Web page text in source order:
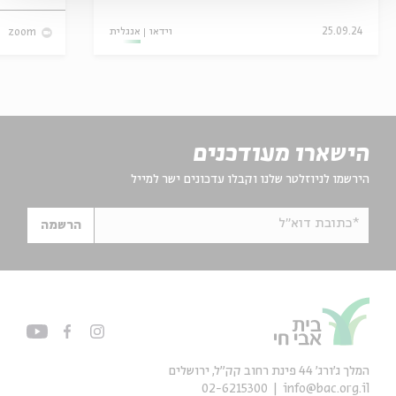
אנגלית וידאו 25.09.24
zoom
הישארו מעודכנים
הירשמו לניוזלטר שלנו וקבלו עדכונים ישר למייל
*כתובת דוא"ל הרשמה
המלך ג'ורג' 44 פינת רחוב קק״ל, ירושלים
info@bac.org.il
02-6215300